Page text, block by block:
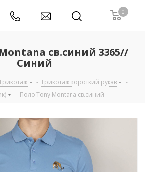
0
св.синий 3365//
Синий
- Трикотаж короткий рукав
-
- Поло Tony Montana св.синий